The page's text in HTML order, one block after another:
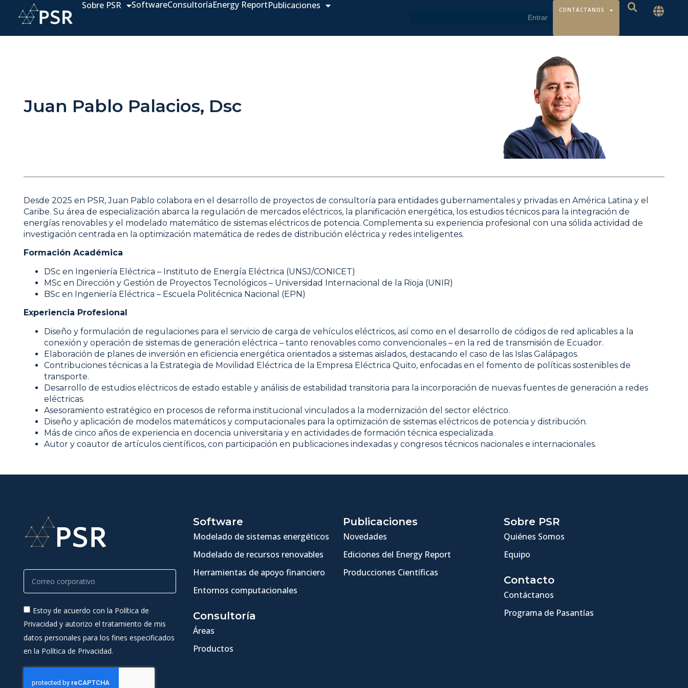
Sobre PSR SoftwareConsultoríaEnergy ReportPublicaciones CONTÁCTANOS
Juan Pablo Palacios, Dsc
Desde 2025 en PSR, Juan Pablo colabora en el desarrollo de proyectos de consultoría para entidades gubernamentales y privadas en América Latina y el
Caribe. Su área de especialización abarca la regulación de mercados eléctricos, la planificación energética, los estudios técnicos para la integración de
energías renovables y el modelado matemático de sistemas eléctricos de potencia. Complementa su experiencia profesional con una sólida actividad de
investigación centrada en la optimización matemática de redes de distribución eléctrica y redes inteligentes.
Formación Académica
DSc en Ingeniería Eléctrica – Instituto de Energía Eléctrica (UNSJ/CONICET)
MSc en Dirección y Gestión de Proyectos Tecnológicos – Universidad Internacional de la Rioja (UNIR)
BSc en Ingeniería Eléctrica – Escuela Politécnica Nacional (EPN)
Experiencia Profesional
Diseño y formulación de regulaciones para el servicio de carga de vehículos eléctricos, así como en el desarrollo de códigos de red aplicables a la
conexión y operación de sistemas de generación eléctrica – tanto renovables como convencionales – en la red de transmisión de Ecuador.
Elaboración de planes de inversión en eficiencia energética orientados a sistemas aislados, destacando el caso de las Islas Galápagos.
Contribuciones técnicas a la Estrategia de Movilidad Eléctrica de la Empresa Eléctrica Quito, enfocadas en el fomento de políticas sostenibles de
transporte.
Desarrollo de estudios eléctricos de estado estable y análisis de estabilidad transitoria para la incorporación de nuevas fuentes de generación a redes
eléctricas.
Asesoramiento estratégico en procesos de reforma institucional vinculados a la modernización del sector eléctrico.
Diseño y aplicación de modelos matemáticos y computacionales para la optimización de sistemas eléctricos de potencia y distribución.
Más de cinco años de experiencia en docencia universitaria y en actividades de formación técnica especializada.
Autor y coautor de artículos científicos, con participación en publicaciones indexadas y congresos técnicos nacionales e internacionales.
Estoy de acuerdo con la Política de
Privacidad y autorizo el tratamiento de mis
datos personales para los fines especificados
en la Política de Privacidad.
Software
Modelado de sistemas energéticos
Modelado de recursos renovables
Herramientas de apoyo financiero
Entornos computacionales
Consultoría
Áreas
Productos
Publicaciones
Novedades
Ediciones del Energy Report
Producciones Científicas
Sobre PSR
Quiénes Somos
Equipo
Contacto
Contáctanos
Programa de Pasantías